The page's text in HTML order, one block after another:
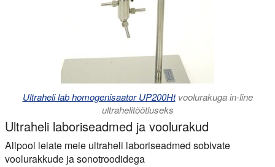
Ultraheli lab homogenisaator UP200Htvoolurakuga in-line
ultrahelitöötluseks
Ultraheli laboriseadmed ja voolurakud
Allpool leiate meie ultraheli laboriseadmed sobivate
voolurakkude ja sonotroodidega